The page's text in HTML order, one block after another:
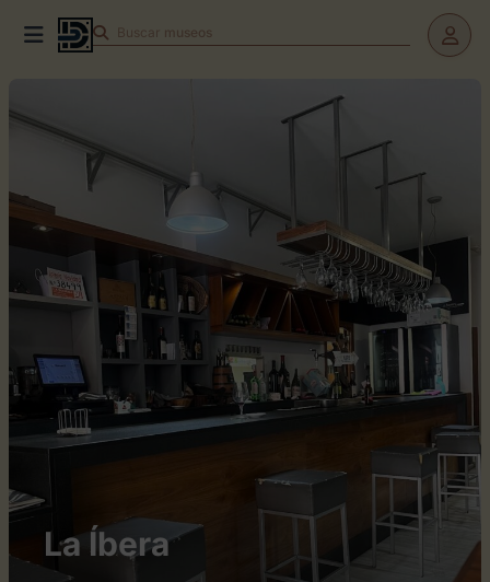
Buscar museos
La Íbera